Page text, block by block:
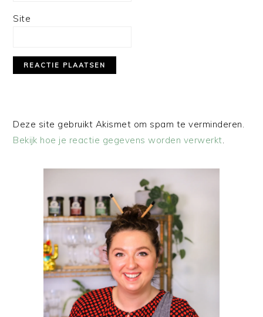
Site
Deze site gebruikt Akismet om spam te verminderen.
Bekijk hoe je reactie gegevens worden verwerkt.